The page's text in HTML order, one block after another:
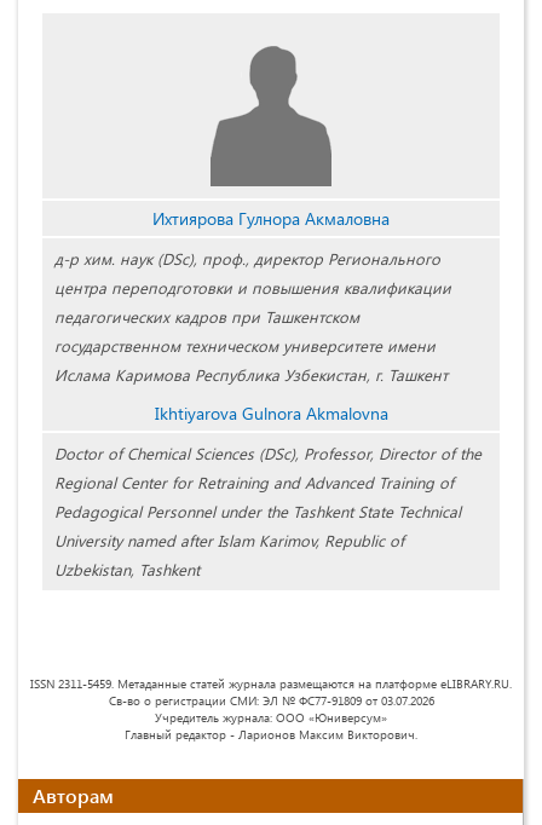
Ихтиярова Гулнора Акмаловна
д-р хим. наук (DSc), проф., директор Регионального
центра переподготовки и повышения квалификации
педагогических кадров при Ташкентском
государственном техническом университете имени
Ислама Каримова Республика Узбекистан, г. Ташкент
Ikhtiyarova Gulnora Akmalovna
Doctor of Chemical Sciences (DSc), Professor, Director of the
Regional Center for Retraining and Advanced Training of
Pedagogical Personnel under the Tashkent State Technical
University named after Islam Karimov, Republic of
Uzbekistan, Tashkent
ISSN 2311-5459. Метаданные статей журнала размещаются на платформе eLIBRARY.RU.
Св-во о регистрации СМИ: ЭЛ № ФС77-91809 от 03.07.2026
Учредитель журнала: ООО «Юниверсум»
Главный редактор - Ларионов Максим Викторович.
Авторам